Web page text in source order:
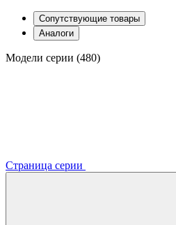
Сопутствующие товары
Аналоги
Модели серии (480)
Страница серии